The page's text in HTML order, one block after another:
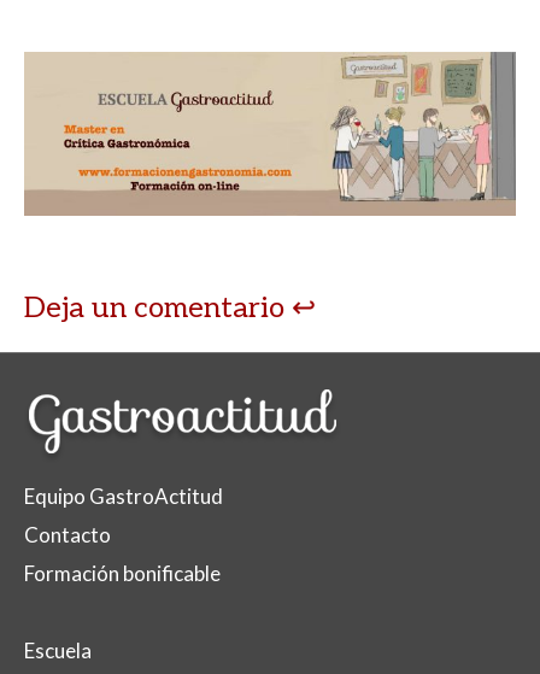
Deja un comentario
Equipo GastroActitud
Contacto
Formación bonificable
Escuela